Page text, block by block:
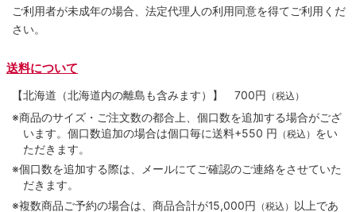
ご利用者が未成年の場合、法定代理人の利用同意を得てご利用くだ
さい。
送料について
【北海道（北海道内の離島も含みます）】 700円 （税込）
※商品のサイズ・ご注文数の都合上、個口数を追加する場合がござ
います。個口数追加の場合は個口毎に送料+550 円 （税込） をい
ただきます。
※個口数を追加する際は、メールにてご確認のご連絡をさせていた
だきます。
※複数商品ご予約の場合は、商品合計が15,000円 （税込） 以上であ